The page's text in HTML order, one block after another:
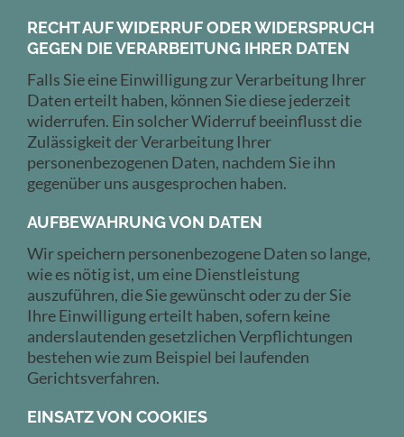
RECHT AUF WIDERRUF ODER WIDERSPRUCH
GEGEN DIE VERARBEITUNG IHRER DATEN
Falls Sie eine Einwilligung zur Verarbeitung Ihrer
Daten erteilt haben, können Sie diese jederzeit
widerrufen. Ein solcher Widerruf beeinflusst die
Zulässigkeit der Verarbeitung Ihrer
personenbezogenen Daten, nachdem Sie ihn
gegenüber uns ausgesprochen haben.
AUFBEWAHRUNG VON DATEN
Wir speichern personenbezogene Daten so lange,
wie es nötig ist, um eine Dienstleistung
auszuführen, die Sie gewünscht oder zu der Sie
Ihre Einwilligung erteilt haben, sofern keine
anderslautenden gesetzlichen Verpflichtungen
bestehen wie zum Beispiel bei laufenden
Gerichtsverfahren.
EINSATZ VON COOKIES